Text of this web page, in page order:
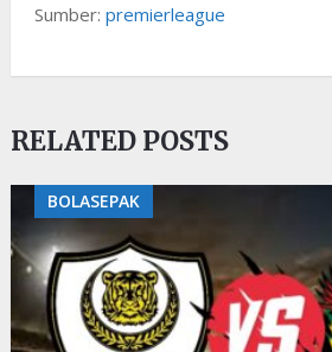
Sumber: premierleague
RELATED POSTS
BOLASEPAK